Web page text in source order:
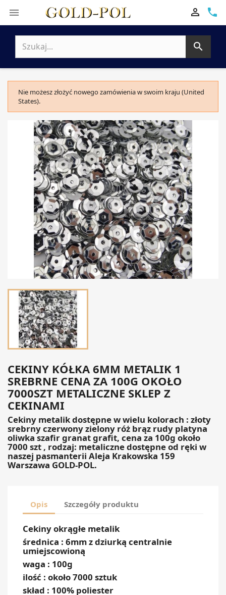
 phone


Nie możesz złożyć nowego zamówienia w swoim kraju (United
States).
CEKINY KÓŁKA 6MM METALIK 1
SREBRNE CENA ZA 100G OKOŁO
7000SZT METALICZNE SKLEP Z
CEKINAMI
Cekiny metalik dostępne w wielu kolorach : złoty
srebrny czerwony zielony róż brąz rudy platyna
oliwka szafir granat grafit, cena za 100g około
7000 szt , rodzaj: metaliczne dostępne od ręki w
naszej pasmanterii Aleja Krakowska 159
Warszawa GOLD-POL.
Opis Szczegóły produktu
Cekiny okrągłe metalik
średnica : 6mm z dziurką centralnie
umiejscowioną
waga : 100g
ilość : około 7000 sztuk
skład : 100% poliester